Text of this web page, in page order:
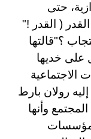
حتى
( القدر !"
؟"قالتها
على خديها
الاجتماعية
رولان بارط
وأنها
مؤسسات